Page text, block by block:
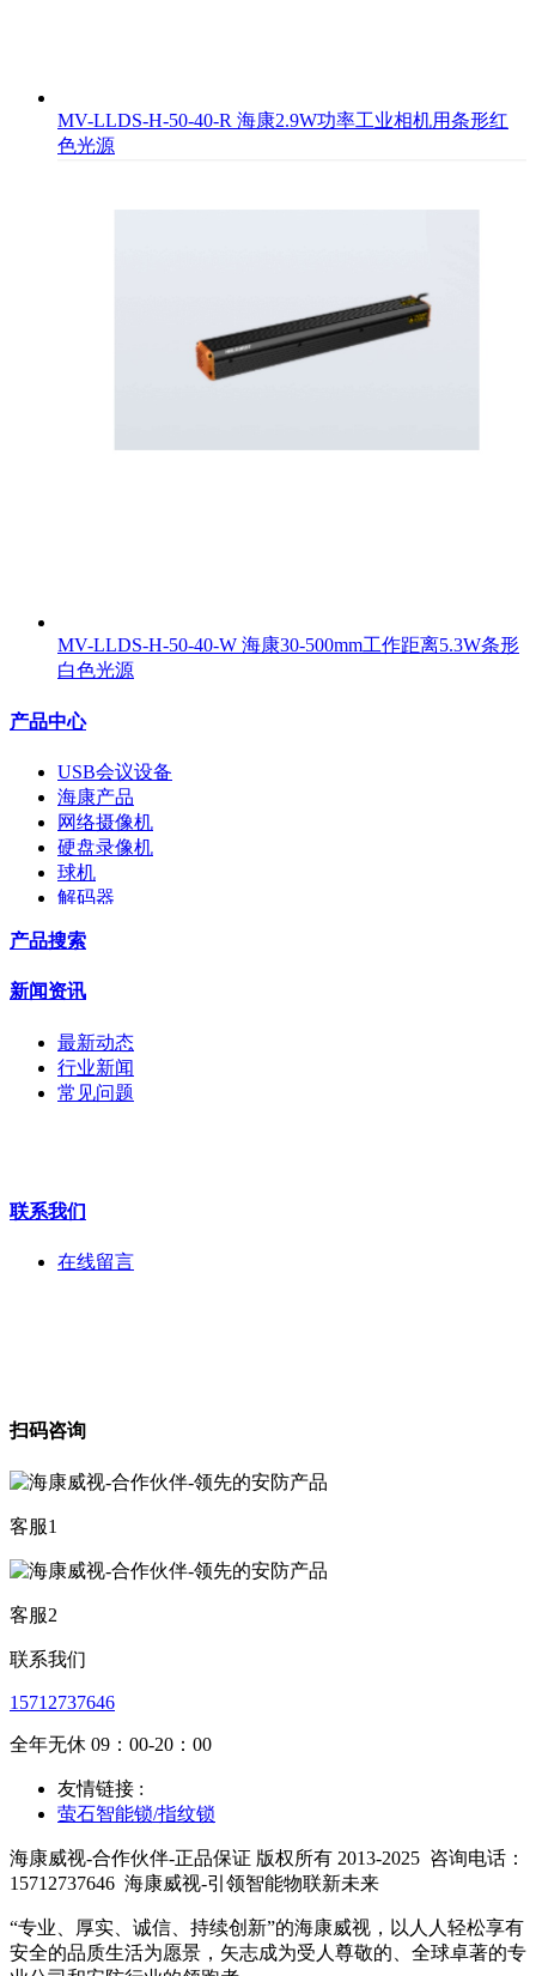
MV-LLDS-H-50-40-R 海康2.9W功率工业相机用条形红
色光源
MV-LLDS-H-50-40-W 海康30-500mm工作距离5.3W条形
白色光源
产品中心
USB会议设备
海康产品
网络摄像机
硬盘录像机
球机
解码器
配件
拼接屏
安检门
工程宝
海康机器人
产品搜索
新闻资讯
最新动态
行业新闻
常见问题
联系我们
在线留言
扫码咨询
客服1
客服2
联系我们
15712737646
全年无休 09：00-20：00
友情链接 :
萤石智能锁/指纹锁
海康威视-合作伙伴-正品保证 版权所有 2013-2025 咨询电话：
15712737646 海康威视-引领智能物联新未来
“专业、厚实、诚信、持续创新”的海康威视，以人人轻松享有
安全的品质生活为愿景，矢志成为受人尊敬的、全球卓著的专